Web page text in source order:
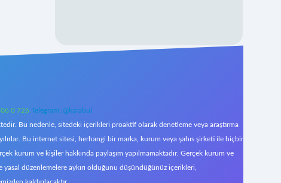
0 726 Telegram: @karabul
Bu nedenle, sitedeki içerikleri proaktif olarak denetleme veya araştırma
Bu internet sitesi, herhangi bir marka, kurum veya şahıs şirketi ile hiçbir
kurum ve kişiler hakkında paylaşım yapılmamaktadır. Gerçek kurum ve
düzenlemelere aykırı olduğunu düşündüğünüz içerikleri,